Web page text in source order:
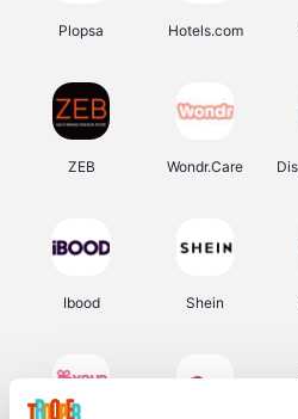
Plopsa Hotels.com
ZEB Wondr.Care
Ibood Shein